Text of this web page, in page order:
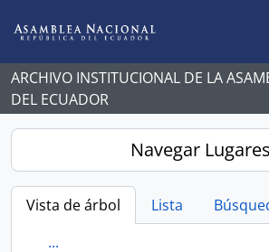
ARCHIVO INSTITUCIONAL DE LA
DEL ECUADOR
Navegar
Vista de árbol Lista
...